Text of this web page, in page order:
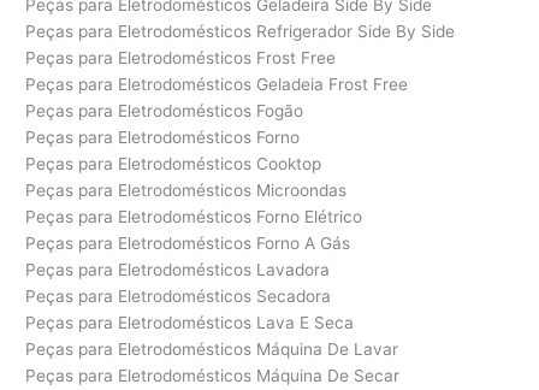
Peças para Eletrodomésticos Geladeira Side By Side
Peças para Eletrodomésticos Refrigerador Side By Side
Peças para Eletrodomésticos Frost Free
Peças para Eletrodomésticos Geladeia Frost Free
Peças para Eletrodomésticos Fogão
Peças para Eletrodomésticos Forno
Peças para Eletrodomésticos Cooktop
Peças para Eletrodomésticos Microondas
Peças para Eletrodomésticos Forno Elétrico
Peças para Eletrodomésticos Forno A Gás
Peças para Eletrodomésticos Lavadora
Peças para Eletrodomésticos Secadora
Peças para Eletrodomésticos Lava E Seca
Peças para Eletrodomésticos Máquina De Lavar
Peças para Eletrodomésticos Máquina De Secar